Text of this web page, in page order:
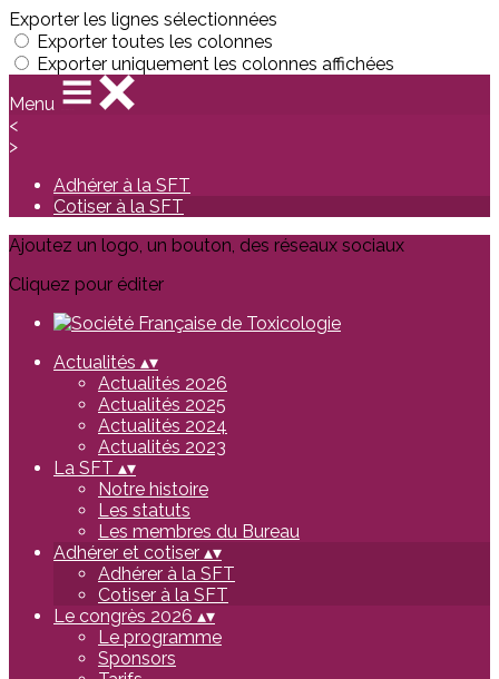
Exporter les lignes sélectionnées
Exporter toutes les colonnes
Exporter uniquement les colonnes affichées
Menu
<
>
Adhérer à la SFT
Cotiser à la SFT
Ajoutez un logo, un bouton, des réseaux sociaux
Cliquez pour éditer
Actualités ▴▾
Actualités 2026
Actualités 2025
Actualités 2024
Actualités 2023
La SFT ▴▾
Notre histoire
Les statuts
Les membres du Bureau
Adhérer et cotiser ▴▾
Adhérer à la SFT
Cotiser à la SFT
Le congrès 2026 ▴▾
Le programme
Sponsors